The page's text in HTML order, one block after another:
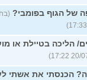
של הגוף בפומבי?
הליכה בטיילת או
הכנסתי את אשתי